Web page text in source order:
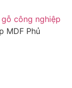
gỗ công nghiệp
MDF Phủ